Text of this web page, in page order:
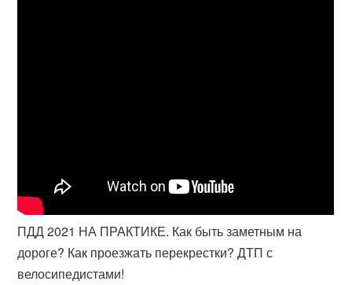
ПДД 2021 НА ПРАКТИКЕ. Как быть заметным на
дороге? Как проезжать перекрестки? ДТП с
велосипедистами!